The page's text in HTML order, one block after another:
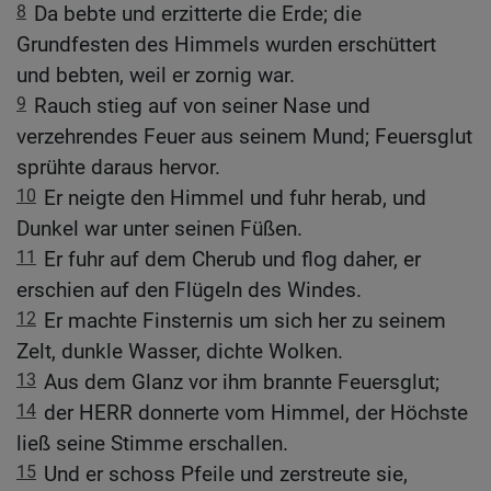
8 Da bebte und erzitterte die Erde; die
Grundfesten des Himmels wurden erschüttert
und bebten, weil er zornig war.
9 Rauch stieg auf von seiner Nase und
verzehrendes Feuer aus seinem Mund; Feuersglut
sprühte daraus hervor.
10 Er neigte den Himmel und fuhr herab, und
Dunkel war unter seinen Füßen.
11
Er fuhr auf dem Cherub und flog daher, er
erschien auf den Flügeln des Windes.
12 Er machte Finsternis um sich her zu seinem
Zelt, dunkle Wasser, dichte Wolken.
13 Aus dem Glanz vor ihm brannte Feuersglut;
14 der HERR donnerte vom Himmel, der Höchste
ließ seine Stimme erschallen.
15 Und er schoss Pfeile und zerstreute sie,